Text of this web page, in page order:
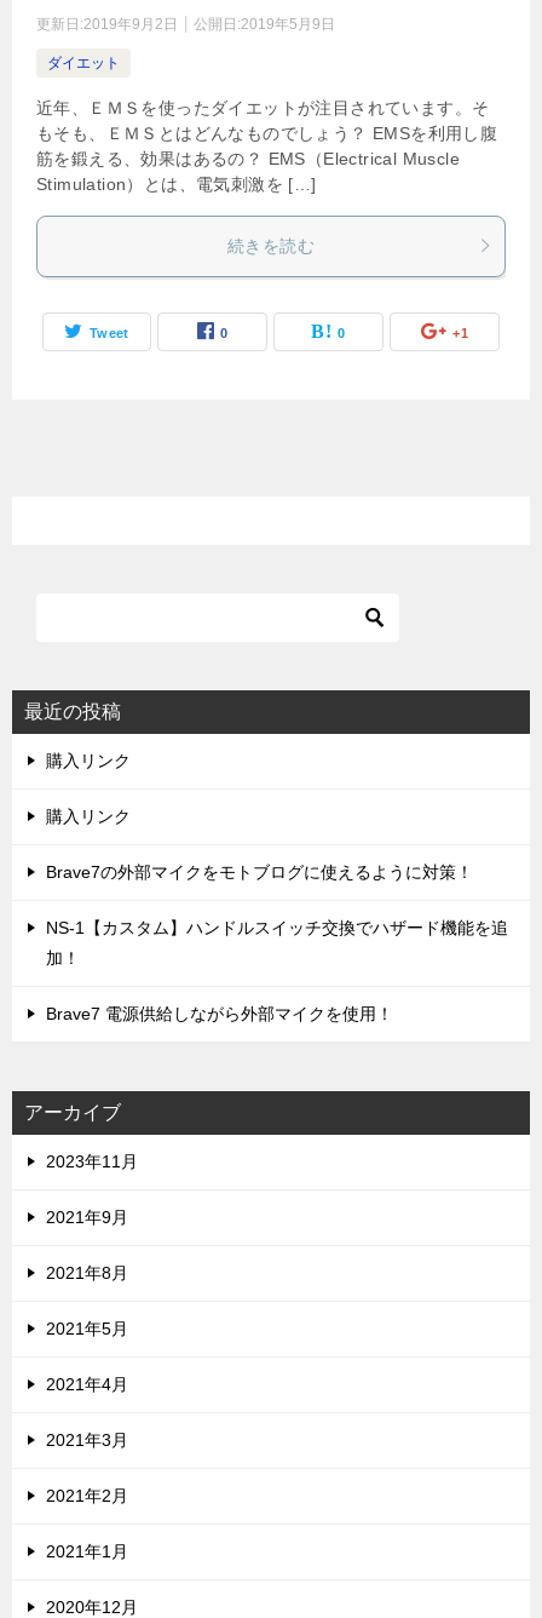
更新日:2019年9月2日 公開日:2019年5月9日
ダイエット
近年、ＥＭＳを使ったダイエットが注目されています。そ
もそも、ＥＭＳとはどんなものでしょう？ EMSを利用し腹
筋を鍛える、効果はあるの？ EMS（Electrical Muscle
Stimulation）とは、電気刺激を […]
続きを読む
Tweet 0 0 +1
最近の投稿
購入リンク
購入リンク
Brave7の外部マイクをモトブログに使えるように対策！
NS-1【カスタム】ハンドルスイッチ交換でハザード機能を追
加！
Brave7 電源供給しながら外部マイクを使用！
アーカイブ
2023年11月
2021年9月
2021年8月
2021年5月
2021年4月
2021年3月
2021年2月
2021年1月
2020年12月